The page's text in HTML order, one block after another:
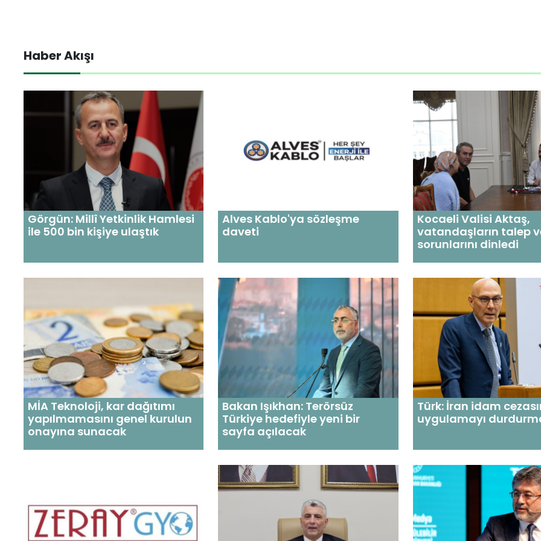
Haber Akışı
Görgün: Millî Yetkinlik Hamlesi
ile 500 bin kişiye ulaştık
Alves Kablo'ya sözleşme
daveti
Kocaeli Valisi Aktaş,
vatandaşların talep
sorunlarını dinledi
MİA Teknoloji, kar dağıtımı
yapılmamasını genel kurulun
onayına sunacak
Bakan Işıkhan: Terörsüz
Türkiye hedefiyle yeni bir
sayfa açılacak
Türk: İran idam
uygulamayı